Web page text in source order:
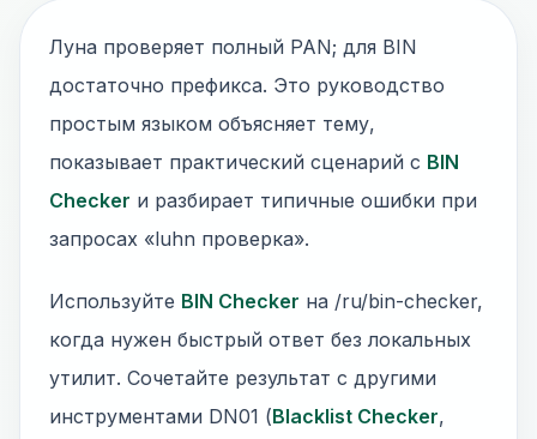
Луна проверяет полный PAN; для BIN
достаточно префикса. Это руководство
простым языком объясняет тему,
показывает практический сценарий с BIN
Checker и разбирает типичные ошибки при
запросах «luhn проверка».
Используйте BIN Checker на /ru/bin-checker,
когда нужен быстрый ответ без локальных
утилит. Сочетайте результат с другими
инструментами DN01 (Blacklist Checker,